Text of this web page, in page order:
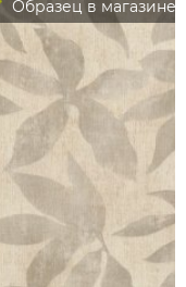
Образец в магазине